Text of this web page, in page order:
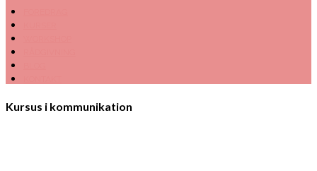
Kursus i kommunikation